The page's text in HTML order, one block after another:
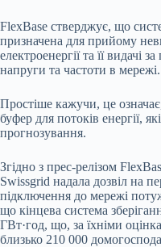
FlexBase стверджує, що
призначена для прийому
електроенергії та її видачі
напруги та частоти в мережі.
Простіше кажучи, це
буфер для потоків енергії,
прогнозування.
Згідно з прес-релізом
Swissgrid надала дозвіл на
підключення до мережі
що кінцева система
ГВт·год, що, за їхніми
близько 210 000